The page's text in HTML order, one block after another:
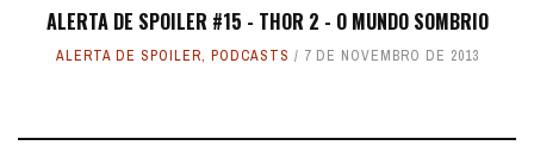
ALERTA DE SPOILER #15 - THOR 2 - O MUNDO SOMBRIO
ALERTA DE SPOILER, PODCASTS 7 DE NOVEMBRO DE 2013